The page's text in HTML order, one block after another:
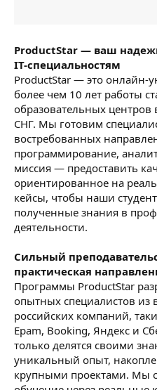
ProductStar — ваш
IT-специальностям
ProductStar — это онлайн-
более чем 10 лет работы
образовательных центров
СНГ. Мы готовим
востребованных
программирование,
миссия — предоставить
ориентированное на
кейсы, чтобы наши
полученные знания в
деятельности.
Сильный
практическая
Программы ProductStar
опытных специалистов
российских компаний,
Epam, Booking, Яндекс и
только делятся своими
уникальный опыт,
крупными проектами. Мы